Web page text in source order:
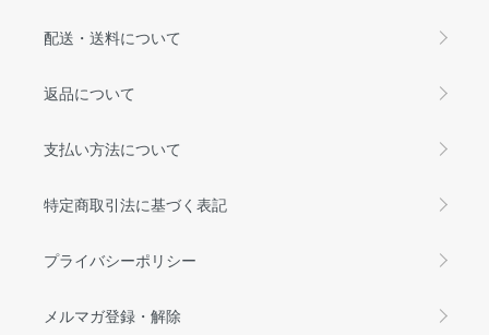
配送・送料について
返品について
支払い方法について
特定商取引法に基づく表記
プライバシーポリシー
メルマガ登録・解除